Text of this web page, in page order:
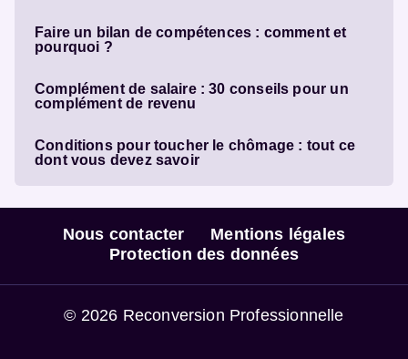
Faire un bilan de compétences : comment et
pourquoi ?
Complément de salaire : 30 conseils pour un
complément de revenu
Conditions pour toucher le chômage : tout ce
dont vous devez savoir
Nous contacter
Mentions légales
Protection des données
© 2026 Reconversion Professionnelle